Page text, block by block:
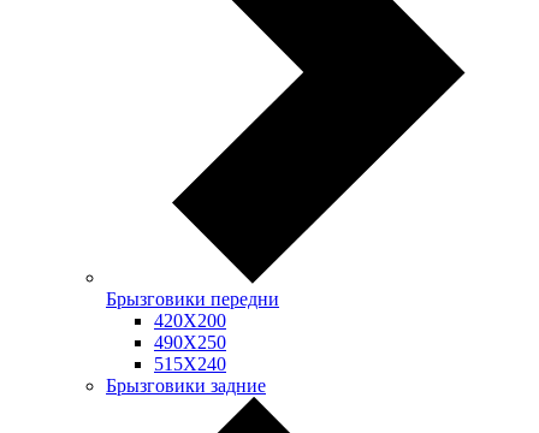
Брызговики передни
420Х200
490Х250
515Х240
Брызговики задние